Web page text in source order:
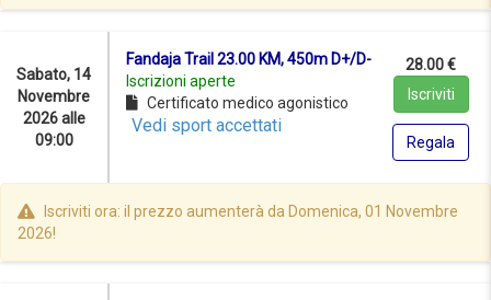
Sabato, 14
Novembre
2026 alle
09:00
Fandaja Trail 23.00 KM, 450m D+/D-
Iscrizioni aperte
Certificato medico agonistico
Vedi sport accettati
28.00 €
Iscriviti
Regala
Iscriviti ora: il prezzo aumenterà da Domenica, 01 Novembre
2026!